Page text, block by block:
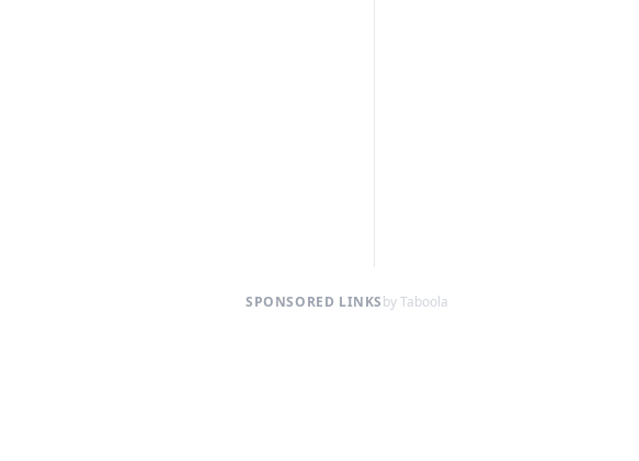
SPONSORED LINKSby Taboola